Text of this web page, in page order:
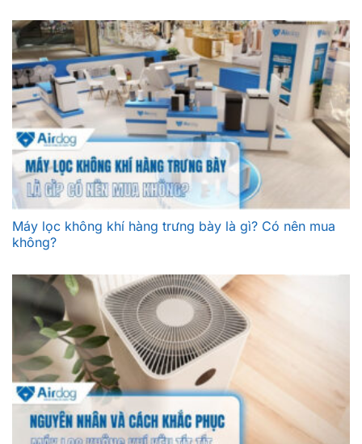
Máy lọc không khí hàng trưng bày là gì? Có nên mua
không?